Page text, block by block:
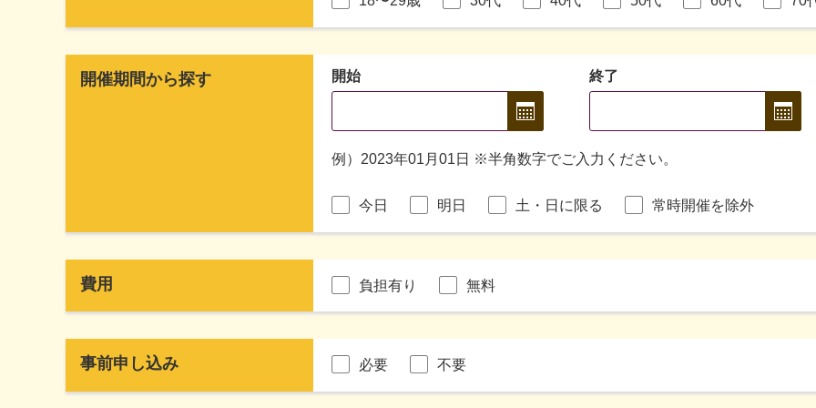
開催期間から探す 開始 終了
例）2023年01月01日 ※半角数字でご入力ください。
今日 明日 土・日に限る 常時開催を除外
費用 負担有り 無料
事前申し込み 必要 不要